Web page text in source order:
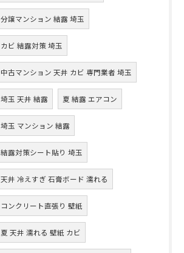
分譲マンション 結露 埼玉
カビ 結露対策 埼玉
中古マンション 天井 カビ 専門業者 埼玉
埼玉 天井 結露 夏 結露 エアコン
埼玉 マンション 結露
結露対策シート貼り 埼玉
天井 冷えすぎ 石膏ボード 濡れる
コンクリート直張り 壁紙
夏 天井 濡れる 壁紙 カビ